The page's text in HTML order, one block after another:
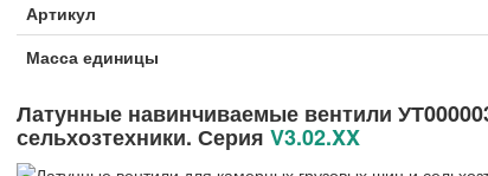
Артикул
Масса единицы
Латунные навинчиваемые вентили
сельхозтехники. Серия V3.02.XX